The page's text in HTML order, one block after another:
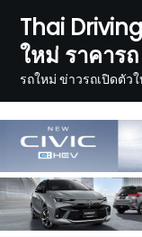
content
Thai
ใหม่ ราคารถ
รถใหม่ ข่าวรถเปิดตัว